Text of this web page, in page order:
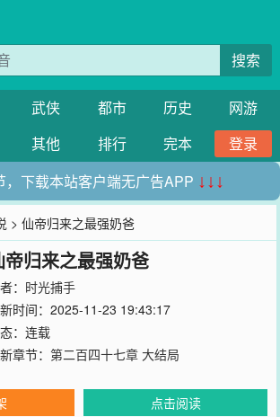
搜索
武侠 都市 历史
网游
其他 排行 完本
登录
，下载本站客户端无广告APP ↓↓↓
> 仙帝归来之最强奶爸
帝归来之最强奶爸
： 时光捕手
时间：2025-11-23 19:43:17
：连载
章节： 第二百四十七章 大结局
点击阅读